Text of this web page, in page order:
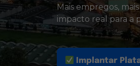
Mais empregos,
impacto real para a
Implantar